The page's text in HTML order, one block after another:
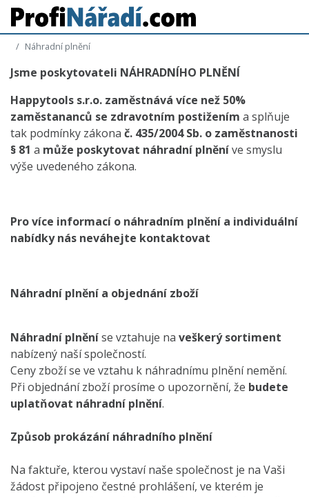
Náhradní plnění
Jsme poskytovateli NÁHRADNÍHO PLNĚNÍ
Happytools s.r.o. zaměstnává více než 50%
zaměstananců se zdravotním postižením a splňuje
tak podmínky zákona č. 435/2004 Sb. o zaměstnanosti
§ 81 a může poskytovat náhradní plněníve smyslu
výše uvedeného zákona.
Pro více informací o náhradním plnění a individuální
nabídky nás neváhejte kontaktovat
Náhradní plnění a objednání zboží
Náhradní plněníse vztahuje na veškerý sortiment
nabízený naší společností.
Ceny zboží se ve vztahu k náhradnímu plnění nemění.
Při objednání zboží prosíme o upozornění, že budete
uplatňovat náhradní plnění.
Způsob prokázání náhradního plnění
Na faktuře, kterou vystaví naše společnost je na Vaši
žádost připojeno čestné prohlášení, ve kterém je